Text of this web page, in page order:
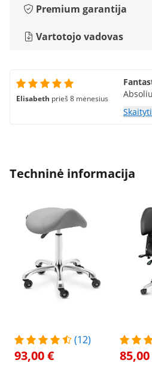
Premium garantija
Vartotojo vadovas
Elisabeth prieš 8 mėnesius
Techninė informacija
(12)
93,00 €